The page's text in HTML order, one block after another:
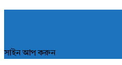
সাইন আপ করুন